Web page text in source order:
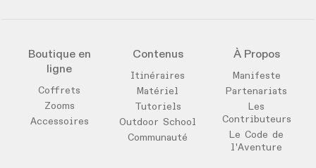
Boutique en
ligne
Coffrets
Zooms
Accessoires
Contenus
Itinéraires
Matériel
Tutoriels
Outdoor School
Communauté
À Propos
Manifeste
Partenariats
Les
Contributeurs
Le Code de
l'Aventure